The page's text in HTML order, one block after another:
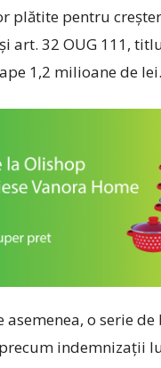
plătite pentru
art. 32 OUG 111,
1,2 milioane de lei.
o serie
indemnizații